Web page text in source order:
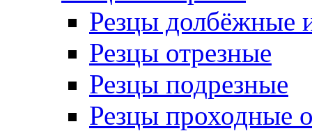
Резцы долбёжные
Резцы отрезные
Резцы подрезные
Резцы проходные